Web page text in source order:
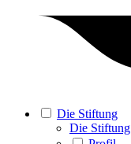
Die Stiftung
Die Stiftung